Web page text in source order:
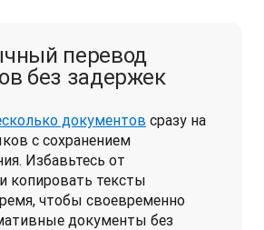
перевод
без задержек
документов сразу на
с сохранением
Избавьтесь от
копировать тексты
чтобы своевременно
документы без